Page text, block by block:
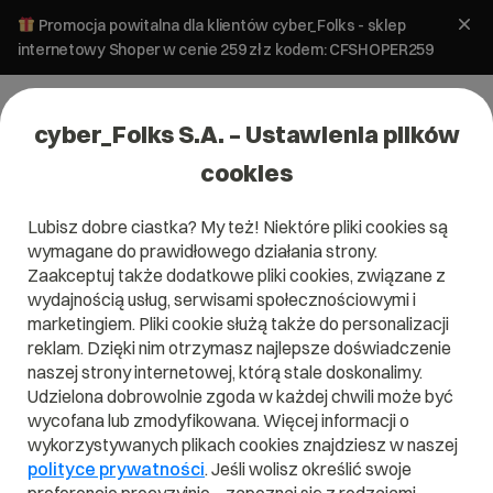
Promocja powitalna dla klientów cyber_Folks - sklep
internetowy Shoper w cenie 259 zł z kodem: CFSHOPER259
Certyfikat SSL
Digicert SSL Plus
v2.0
Skonfiguruj wybrany pakiet i sprawdź, co
najchętniej wybierali do niego inni
użytkownicy.
cyber_Folks S.A. – Ustawienia plików
cookies
Lubisz dobre ciastka? My też! Niektóre pliki cookies są
wymagane do prawidłowego działania strony.
Zaakceptuj także dodatkowe pliki cookies, związane z
wydajnością usług, serwisami społecznościowymi i
marketingiem. Pliki cookie służą także do personalizacji
reklam. Dzięki nim otrzymasz najlepsze doświadczenie
naszej strony internetowej, którą stale doskonalimy.
Udzielona dobrowolnie zgoda w każdej chwili może być
wycofana lub zmodyfikowana. Więcej informacji o
wykorzystywanych plikach cookies znajdziesz w naszej
polityce prywatności. Jeśli wolisz określić swoje